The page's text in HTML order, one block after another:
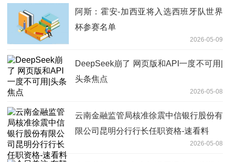
阿斯：霍安-加西亚将入选西班牙队世界
杯参赛名单
2026-05-09
DeepSeek崩了 网页版和API一度不可用|
头条焦点
2026-05-08
云南金融监管局核准徐震中信银行股份有
限公司昆明分行行长任职资格-速看料
2026-05-08